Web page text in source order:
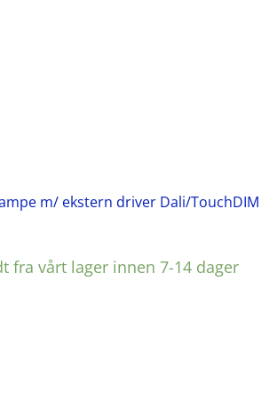
m/ ekstern driver Dali/TouchDIM
fra vårt lager innen 7-14 dager